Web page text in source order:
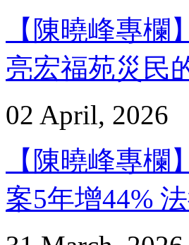
【陳曉峰專
亮宏福苑災民
02 April, 2026
【陳曉峰專
案5年增44%